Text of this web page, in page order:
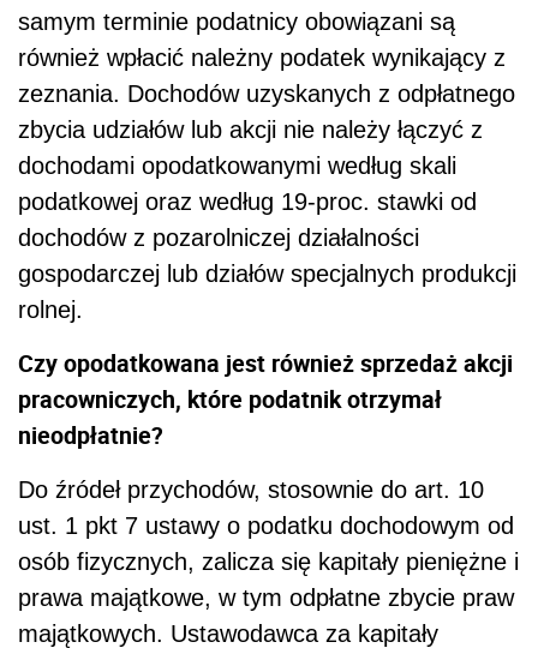
samym terminie podatnicy obowiązani są
również wpłacić należny podatek wynikający z
zeznania. Dochodów uzyskanych z odpłatnego
zbycia udziałów lub akcji nie należy łączyć z
dochodami opodatkowanymi według skali
podatkowej oraz według 19-proc. stawki od
dochodów z pozarolniczej działalności
gospodarczej lub działów specjalnych produkcji
rolnej.
Czy opodatkowana jest również sprzedaż akcji
pracowniczych, które podatnik otrzymał
nieodpłatnie?
Do źródeł przychodów, stosownie do art. 10
ust. 1 pkt 7 ustawy o podatku dochodowym od
osób fizycznych, zalicza się kapitały pieniężne i
prawa majątkowe, w tym odpłatne zbycie praw
majątkowych. Ustawodawca za kapitały